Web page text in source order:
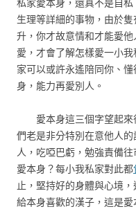
生理等詳細的事物，由於
升，你才故意情和才能愛
愛，才會了解怎樣愛一小
家可以或許永遙陪同你、
身，能力再愛別人。
愛本身這三個字望起來
們老是非分特別在意他人
人，吃啞巴虧，勉強責備
愛本身？每小我私家對此都
止，堅持好的身體與心境
給本身喜歡的漢子，這是